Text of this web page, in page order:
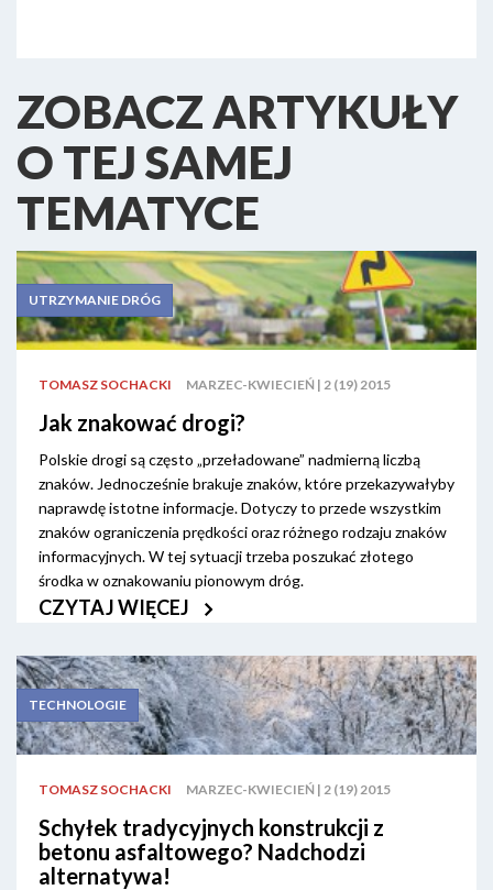
ZOBACZ ARTYKUŁY
O TEJ SAMEJ
TEMATYCE
UTRZYMANIE DRÓG
TOMASZ SOCHACKI MARZEC-KWIECIEŃ | 2 (19) 2015
Jak znakować drogi?
Polskie drogi są często „przeładowane” nadmierną liczbą
znaków. Jednocześnie brakuje znaków, które przekazywałyby
naprawdę istotne informacje. Dotyczy to przede wszystkim
znaków ograniczenia prędkości oraz różnego rodzaju znaków
informacyjnych. W tej sytuacji trzeba poszukać złotego
środka w oznakowaniu pionowym dróg.
CZYTAJ WIĘCEJ
TECHNOLOGIE
TOMASZ SOCHACKI MARZEC-KWIECIEŃ | 2 (19) 2015
Schyłek tradycyjnych konstrukcji z
betonu asfaltowego? Nadchodzi
alternatywa!